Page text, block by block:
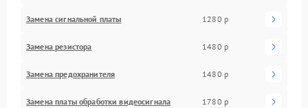
Замена сигнальной платы 1280 р
Замена резистора 1480 р
Замена предохранителя 1480 р
Замена платы обработки видеосигнала 1780 р